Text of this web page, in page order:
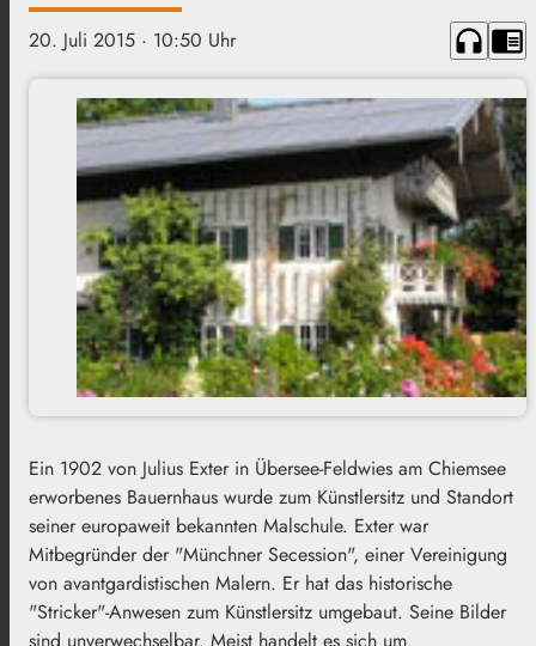
20. Juli 2015 · 10:50 Uhr headphones chrome_reader_mode
Ein 1902 von Julius Exter in Übersee-Feldwies am Chiemsee
erworbenes Bauernhaus wurde zum Künstlersitz und Standort
seiner europaweit bekannten Malschule. Exter war
Mitbegründer der "Münchner Secession", einer Vereinigung
von avantgardistischen Malern. Er hat das historische
"Stricker"-Anwesen zum Künstlersitz umgebaut. Seine Bilder